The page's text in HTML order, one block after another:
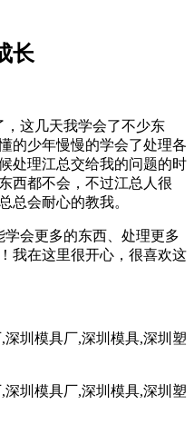
长
这几天我学会了不少东
的少年慢慢的学会了处理各
处理江总交给我的问题的时
西都不会，不过江总人很
总会耐心的教我。
会更多的东西、处理更多
我在这里很开心，很喜欢这